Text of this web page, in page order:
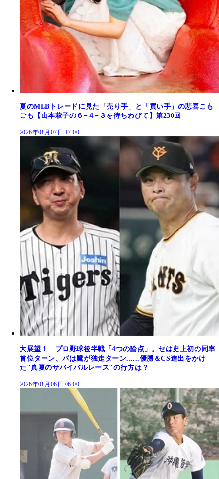
夏のMLBトレードに見た「売り手」と「買い手」の悲喜こも
ごも【山本萩子の６−４−３を待ちわびて】第230回
2026年08月07日 17:00
大展望！ プロ野球後半戦「4つの論点」。セは史上初の同率
首位ターン、パは鷹が独走ターン......優勝＆CS進出をかけ
た"真夏のサバイバルレース"の行方は？
2026年08月06日 06:00